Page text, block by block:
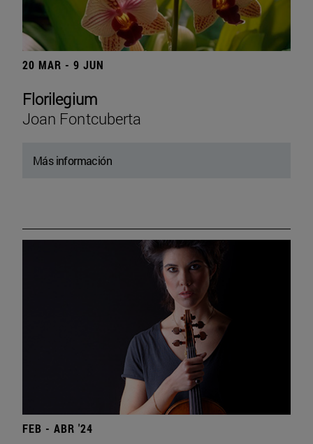
20 MAR - 9 JUN
Florilegium
Joan Fontcuberta
Más información
FEB - ABR '24